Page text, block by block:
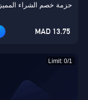
حزمة خصم الشراء المميز
13.75 MAD
Limit: 0/1